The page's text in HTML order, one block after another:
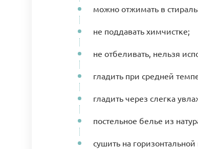
можно отжимать в
не поддавать химчистке;
не отбеливать, нельзя
гладить при средней
гладить через слегка
постельное белье из
сушить на горизонтальной